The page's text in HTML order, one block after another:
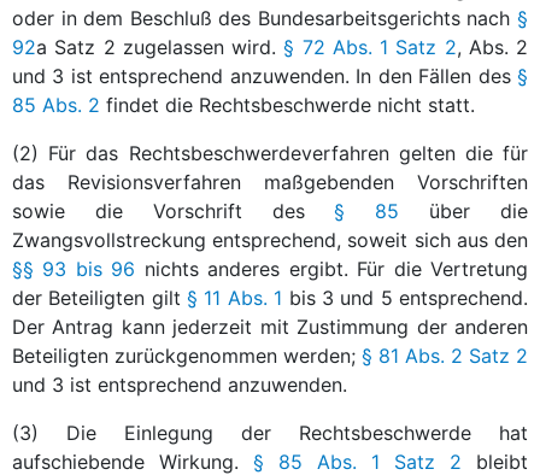
oder in dem Beschluß des Bundesarbeitsgerichts nach §
92a Satz 2 zugelassen wird.§ 72 Abs. 1 Satz 2, Abs. 2
und 3 ist entsprechend anzuwenden. In den Fällen des §
85 Abs. 2 findet die Rechtsbeschwerde nicht statt.
(2) Für das Rechtsbeschwerdeverfahren gelten die für
das Revisionsverfahren maßgebenden Vorschriften
sowie die Vorschrift des§ 85 über die
Zwangsvollstreckung entsprechend, soweit sich aus den
§§ 93 bis 96 nichts anderes ergibt. Für die Vertretung
der Beteiligten gilt§ 11 Abs. 1 bis 3 und 5 entsprechend.
Der Antrag kann jederzeit mit Zustimmung der anderen
Beteiligten zurückgenommen werden; § 81 Abs. 2 Satz 2
und 3 ist entsprechend anzuwenden.
(3) Die Einlegung der Rechtsbeschwerde hat
aufschiebende Wirkung. § 85 Abs. 1 Satz 2 bleibt